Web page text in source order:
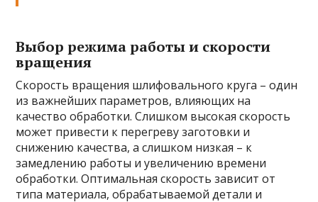
Выбор режима работы и скорости
вращения
Скорость вращения шлифовального круга – один
из важнейших параметров, влияющих на
качество обработки. Слишком высокая скорость
может привести к перегреву заготовки и
снижению качества, а слишком низкая – к
замедлению работы и увеличению времени
обработки. Оптимальная скорость зависит от
типа материала, обрабатываемой детали и